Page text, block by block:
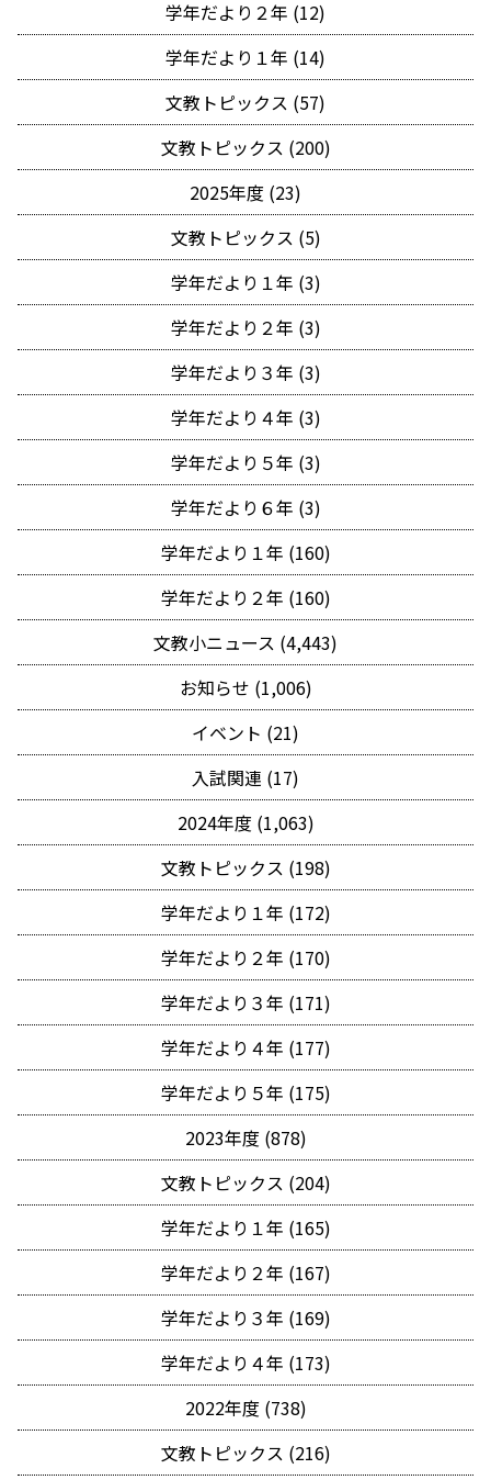
学年だより２年 (12)
学年だより１年 (14)
文教トピックス (57)
文教トピックス (200)
2025年度 (23)
文教トピックス (5)
学年だより１年 (3)
学年だより２年 (3)
学年だより３年 (3)
学年だより４年 (3)
学年だより５年 (3)
学年だより６年 (3)
学年だより１年 (160)
学年だより２年 (160)
文教小ニュース (4,443)
お知らせ (1,006)
イベント (21)
入試関連 (17)
2024年度 (1,063)
文教トピックス (198)
学年だより１年 (172)
学年だより２年 (170)
学年だより３年 (171)
学年だより４年 (177)
学年だより５年 (175)
2023年度 (878)
文教トピックス (204)
学年だより１年 (165)
学年だより２年 (167)
学年だより３年 (169)
学年だより４年 (173)
2022年度 (738)
文教トピックス (216)